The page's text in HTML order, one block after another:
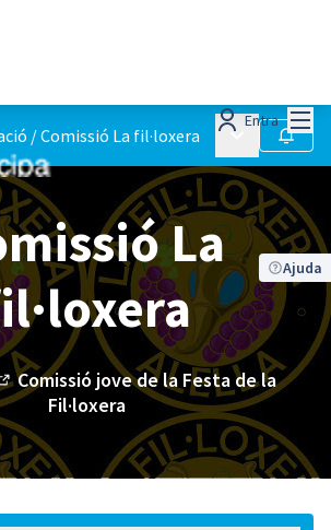
Entra
/Comissió La fil·loxera Menú Seguir
Ajuda
La
(Enllaç extern)
Comissió jove de la Festa de la
Fil·loxera